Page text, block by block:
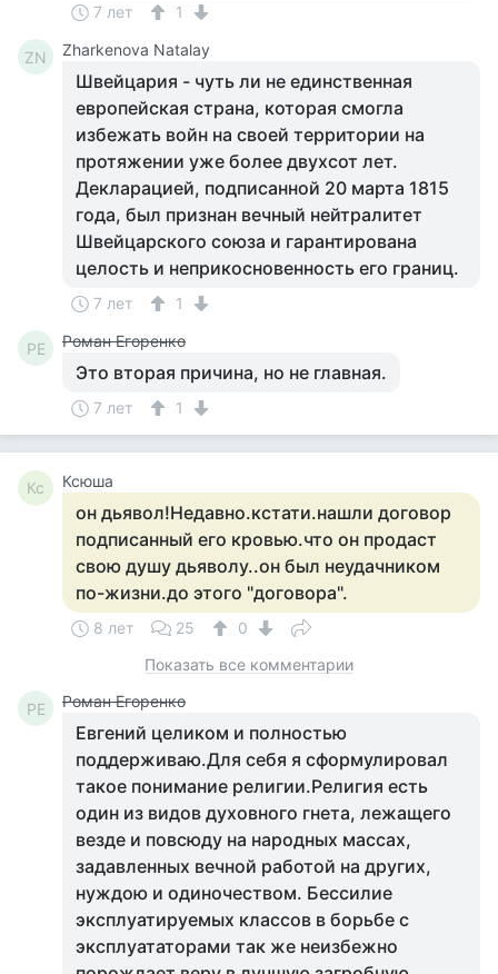
7 лет 1
ZN Zharkenova Natalay
Швейцария - чуть ли не единственная
европейская страна, которая смогла
избежать войн на своей территории на
протяжении уже более двухсот лет.
Декларацией, подписанной 20 марта 1815
года, был признан вечный нейтралитет
Швейцарского союза и гарантирована
целость и неприкосновенность его границ.
7 лет 1
РЕ Роман Егоренко
Это вторая причина, но не главная.
7 лет 1
Кс Ксюша
он дьявол!Недавно.кстати.нашли договор
подписанный его кровью.что он продаст
свою душу дьяволу..он был неудачником
по-жизни.до этого "договора".
8 лет 25
0
Показать все комментарии
РЕ Роман Егоренко
Евгений целиком и полностью
поддерживаю.Для себя я сформулировал
такое понимание религии.Религия есть
один из видов духовного гнета, лежащего
везде и повсюду на народных массах,
задавленных вечной работой на других,
нуждою и одиночеством. Бессилие
эксплуатируемых классов в борьбе с
эксплуататорами так же неизбежно